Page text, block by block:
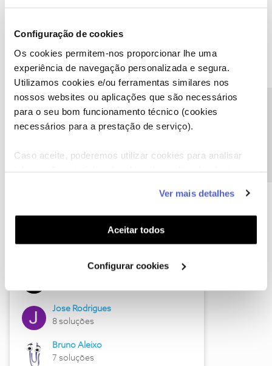
Configuração de cookies
Os cookies permitem-nos proporcionar lhe uma
experiência de navegação personalizada e segura.
Utilizamos cookies e/ou ferramentas similares nos
nossos websites ou aplicações que são necessários
para o seu bom funcionamento técnico (cookies
necessários para a prestação de serviço).
Caso aceite, poderemos utilizar cookies para analisar
funcionalidades (cookies de personalização e
funcionalidade) e adaptar anúncios aos seus interesses
(cookies de publicidade personalizada). Pode gerir a
utilização dos cookies clicando em "Configurar
Ver mais detalhes
Aceitar todos
Configurar cookies
Descubra as novidades de junho
Hall of Fame de junho
Jose Rodrigues
8 soluções
Bruno Aleixo
7 soluções